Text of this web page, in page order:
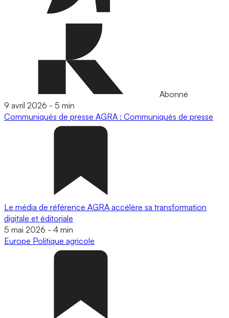
Abonné
9 avril 2026 - 5 min
Communiqués de presse AGRA : Communiqués de presse
Le média de référence AGRA accélère sa transformation
digitale et éditoriale
5 mai 2026 - 4 min
Europe Politique agricole